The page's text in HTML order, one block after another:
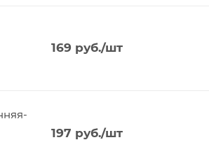
169 руб./шт
197 руб./шт